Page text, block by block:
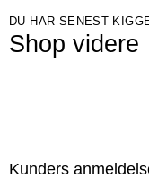
DU HAR SENEST
Shop videre
Kunders